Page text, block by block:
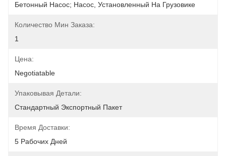
Бетонный Насос; Насос, Установленный На Грузовике
Количество Мин Заказа:
1
Цена:
Negotiatable
Упаковывая Детали:
Стандартный Экспортный Пакет
Время Доставки:
5 Рабочих Дней